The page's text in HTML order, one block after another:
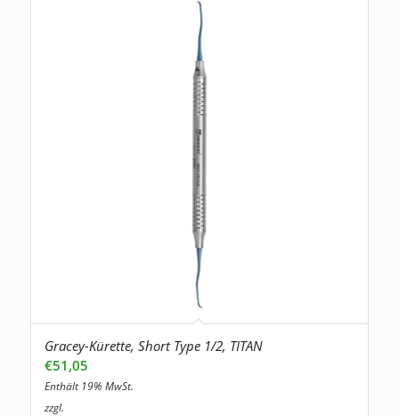
Gracey-Kürette, Short Type 1/2, TITAN
€51,05
Enthält 19% MwSt.
zzgl.